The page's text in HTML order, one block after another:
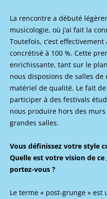
La rencontre a débuté
musicologie, où j’ai fait la
Toutefois, c’est effectivement
concrétisé à 100 %. Cette
enrichissante, tant sur le
nous disposions de salles
matériel de qualité. Le fait
participer à des festivals
nous produire hors des murs
grandes salles.
Vous définissez votre style
Quelle est votre vision de ce
portez-vous ?
Le terme « post-grunge »